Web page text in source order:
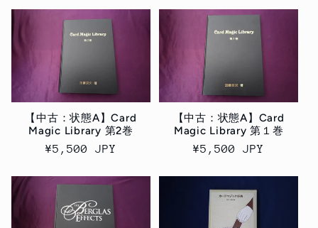
格
【中古：状態A】Card
Magic Library 第2巻
通
価
格
¥5,500 JPY
【中古：状態A】Card
Magic Library 第１巻
通
¥5,500 JPY